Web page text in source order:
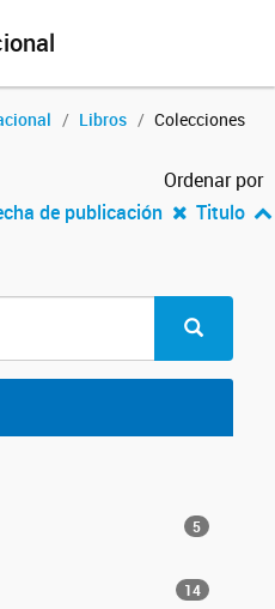
Libros
Colecciones
Ordenar por
de publicación
Titulo
5
14